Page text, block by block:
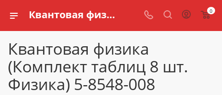
Квантовая физика (Комплект таблиц 8 шт. Физика) 5-8548-008 купить для кабинета физики по доступной цене в интернет магазине schools.ru 0
Квантовая физика
(Комплект таблиц 8 шт.
Физика) 5-8548-008